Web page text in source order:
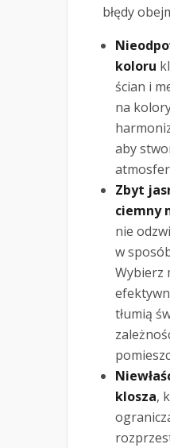
błędy
koloru
ścian i
na
aby
Zbyt
ciemny
nie
w
Wybierz
tłumią
klosza,